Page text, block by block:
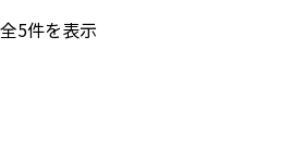
全5件を表示